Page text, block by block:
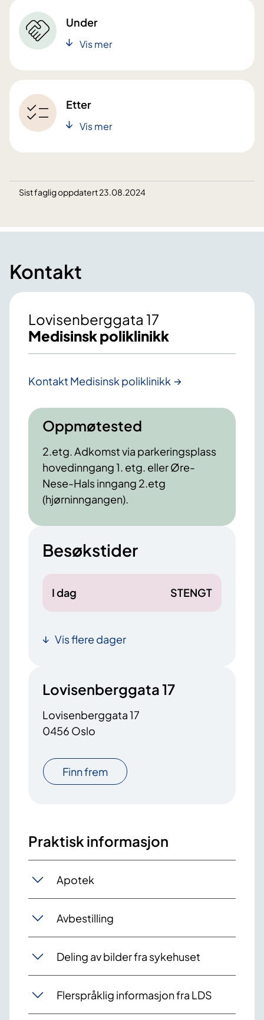
Under
Vis mer
Etter
Vis mer
Sist faglig oppdatert 23.08.2024
Kontakt
Lovisenberggata 17
Medisinsk poliklinikk
Kontakt Medisinsk poliklinikk
Oppmøtested
2.etg. Adkomst via parkeringsplass
hovedinngang 1. etg. eller Øre-
Nese-Hals inngang 2.etg
(hjørninngangen).
Besøkstider
I dag STENGT
Vis flere dager
Lovisenberggata 17
Lovisenberggata 17
0456 Oslo
Finn frem
Praktisk informasjon
Apotek
Avbestilling
Deling av bilder fra sykehuset
Flerspråklig informasjon fra LDS